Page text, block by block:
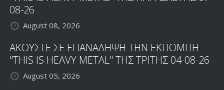
08-26
August 08, 2026
ΑΚΟΥΣΤΕ ΣΕ ΕΠΑΝΑΛΗΨΗ ΤΗΝ ΕΚΠΟΜΠΗ
"THIS IS HEAVY METAL" ΤΗΣ ΤΡΙΤΗΣ 04-08-26
August 05, 2026